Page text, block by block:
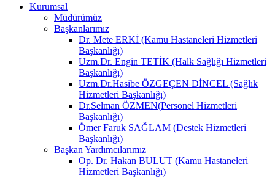
Kurumsal
Müdürümüz
Başkanlarımız
Dr. Mete ERKİ (Kamu Hastaneleri Hizmetleri
Başkanlığı)
Uzm.Dr. Engin TETİK (Halk Sağlığı Hizmetleri
Başkanlığı)
Uzm.Dr.Hasibe ÖZGEÇEN DİNCEL (Sağlık
Hizmetleri Başkanlığı)
Dr.Selman ÖZMEN(Personel Hizmetleri
Başkanlığı)
Ömer Faruk SAĞLAM (Destek Hizmetleri
Başkanlığı)
Başkan Yardımcılarımız
Op. Dr. Hakan BULUT (Kamu Hastaneleri
Hizmetleri Başkanlığı)